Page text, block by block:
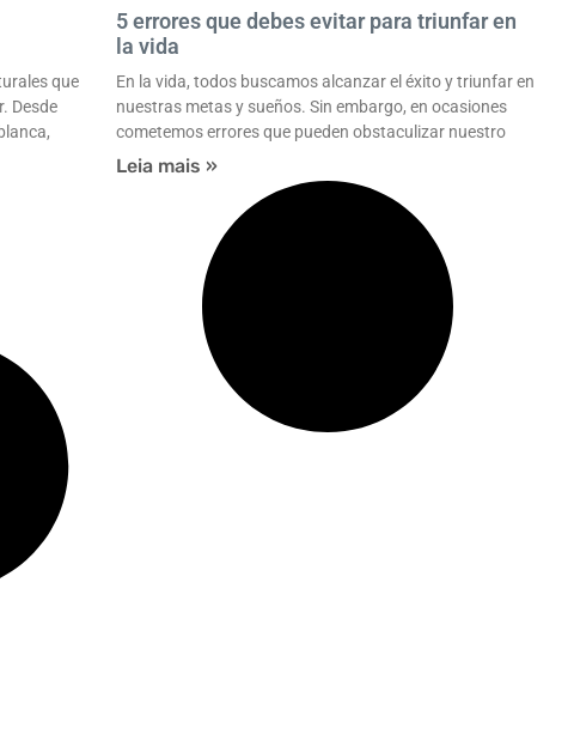
que
Desde
5 errores que debes evitar para triunfar en
la vida
En la vida, todos buscamos alcanzar el éxito y triunfar en
nuestras metas y sueños. Sin embargo, en ocasiones
cometemos errores que pueden obstaculizar nuestro
Leia mais »